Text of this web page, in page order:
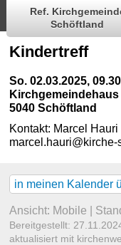
Ref.
Schöftland
Kindertreff
So. 02.03.2025,
5040 Schöftland
Kontakt: Marcel Hauri
marcel.hauri@kirche-
in meinen Kalender
Ansicht: Mobile
Bereitgestellt:
aktualisiert mit